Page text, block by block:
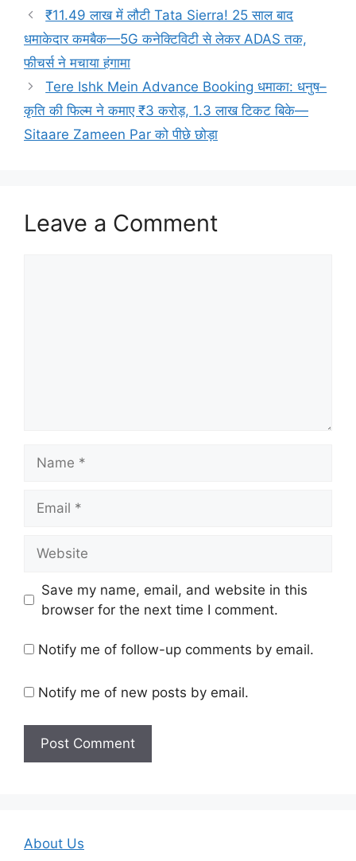
₹11.49 लाख में लौटी Tata Sierra! 25 साल बाद
धमाकेदार कमबैक—5G कनेक्टिविटी से लेकर ADAS तक,
फीचर्स ने मचाया हंगामा
Tere Ishk Mein Advance Booking धमाका: धनुष–
कृति की फिल्म ने कमाए ₹3 करोड़, 1.3 लाख टिकट बिके—
Sitaare Zameen Par को पीछे छोड़ा
Leave a Comment
Save my name, email, and website in this
browser for the next time I comment.
Notify me of follow-up comments by email.
Notify me of new posts by email.
About Us